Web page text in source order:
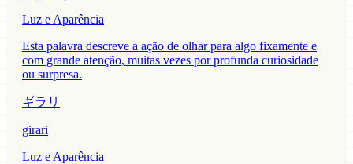
Luz e Aparência
Esta palavra descreve a ação de olhar para algo fixamente e
com grande atenção, muitas vezes por profunda curiosidade
ou surpresa.
ギラリ
girari
Luz e Aparência